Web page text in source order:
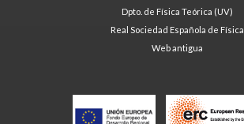
Dpto. de Física Teórica (UV)
Real Sociedad Española de Física
Web antigua